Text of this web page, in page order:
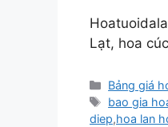
Lạt, hoa
Danh
mục
Bảng giá
Thẻ
bao gia
diep,hoa lan